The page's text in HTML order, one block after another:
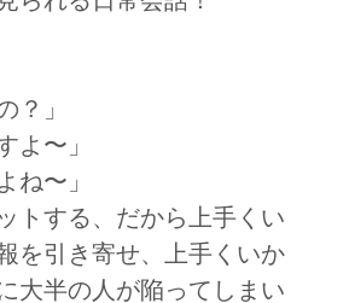
？」
よ〜」
ね〜」
トする、だから上手くい
を引き寄せ、上手くいか
大半の人が陥ってしまい